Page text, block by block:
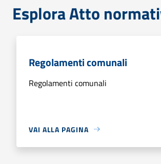
Esplora Atto
Regolamenti comunali
Regolamenti comunali
VAI ALLA PAGINA